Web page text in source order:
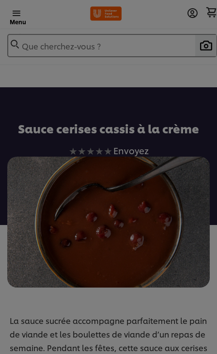
Menu
Que cherchez-vous ?
Sauce cerises cassis à la crème
Aucune
évaluation
soumise
pour
recipe
Envoyez
La sauce sucrée accompagne parfaitement le pain
de viande et les boulettes de viande d’un repas de
semaine. Pendant les fêtes, cette sauce aux cerises